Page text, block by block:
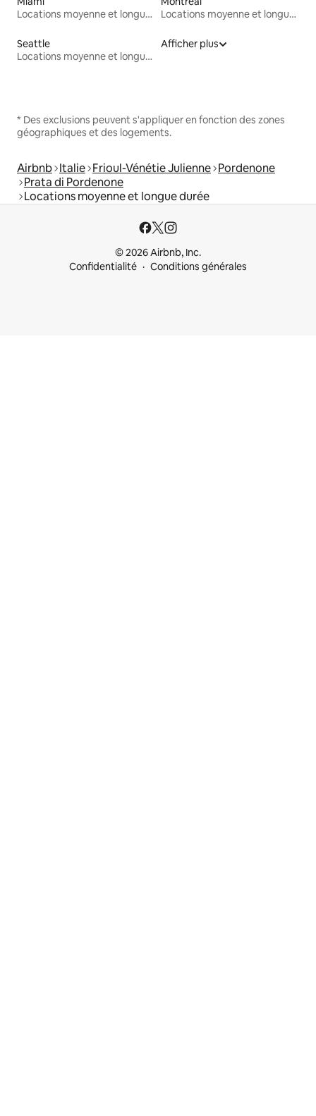
Locations moyenne et longue durée
Locations moyenne et longue durée
Seattle
Locations moyenne et longue durée
Afficher plus
* Des exclusions peuvent s'appliquer en fonction des zones
géographiques et des logements.
Airbnb Italie Frioul-Vénétie Julienne Pordenone
Prata di Pordenone
Locations moyenne et longue durée
© 2026 Airbnb, Inc.
Confidentialité
Conditions générales